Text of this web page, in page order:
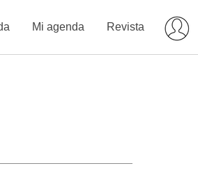
Mi agenda Revista